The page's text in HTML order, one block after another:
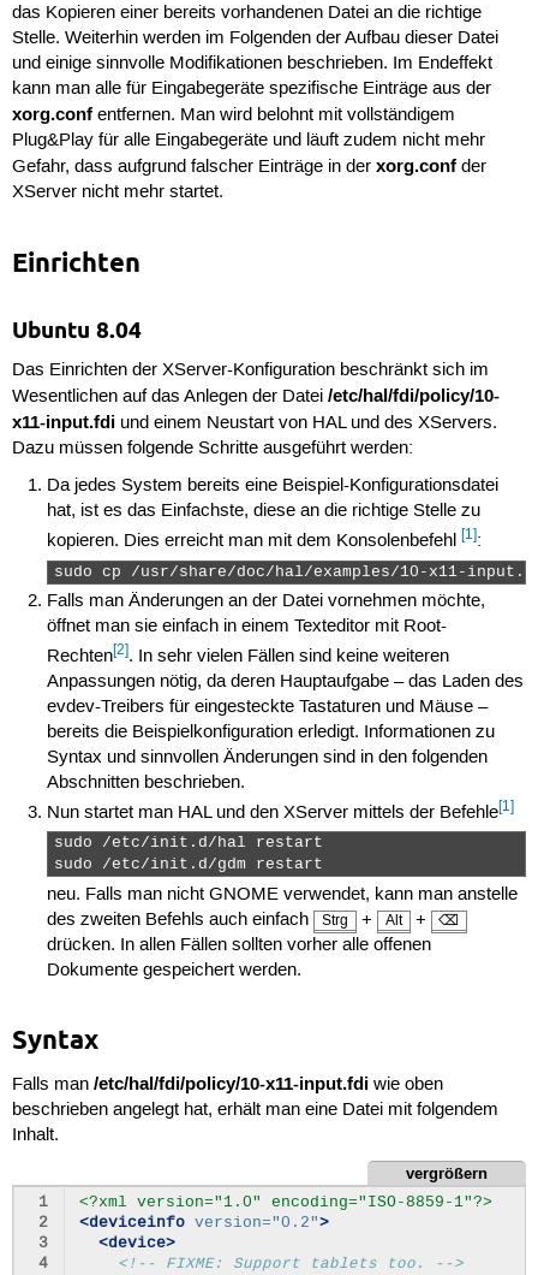
das Kopieren einer bereits vorhandenen Datei an die richtige
Stelle. Weiterhin werden im Folgenden der Aufbau dieser Datei
und einige sinnvolle Modifikationen beschrieben. Im Endeffekt
kann man alle für Eingabegeräte spezifische Einträge aus der
xorg.confentfernen. Man wird belohnt mit vollständigem
Plug&Play für alle Eingabegeräte und läuft zudem nicht mehr
Gefahr, dass aufgrund falscher Einträge in der xorg.confder
XServer nicht mehr startet.
Einrichten
Ubuntu 8.04
Das Einrichten der XServer-Konfiguration beschränkt sich im
Wesentlichen auf das Anlegen der Datei /etc/hal/fdi/policy/10-
x11-input.fdiund einem Neustart von HAL und des XServers.
Dazu müssen folgende Schritte ausgeführt werden:
Da jedes System bereits eine Beispiel-Konfigurationsdatei
hat, ist es das Einfachste, diese an die richtige Stelle zu
kopieren. Dies erreicht man mit dem Konsolenbefehl[1]:
sudo cp /usr/share/doc/hal/examples/10-x11-
Falls man Änderungen an der Datei vornehmen möchte,
öffnet man sie einfach in einem Texteditor mit Root-
Rechten[2]. In sehr vielen Fällen sind keine weiteren
Anpassungen nötig, da deren Hauptaufgabe – das Laden des
evdev-Treibers für eingesteckte Tastaturen und Mäuse –
bereits die Beispielkonfiguration erledigt. Informationen zu
Syntax und sinnvollen Änderungen sind in den folgenden
Abschnitten beschrieben.
Nun startet man HAL und den XServer mittels der Befehle[1]
sudo /etc/init.d/hal restart
sudo /etc/init.d/gdm restart
neu. Falls man nicht GNOME verwendet, kann man anstelle
des zweiten Befehls auch einfach
Strg + Alt + ⌫
drücken. In allen Fällen sollten vorher alle offenen
Dokumente gespeichert werden.
Syntax
Falls man /etc/hal/fdi/policy/10-x11-input.fdiwie oben
beschrieben angelegt hat, erhält man eine Datei mit folgendem
Inhalt.
vergrößern
1
2
3
4
<?xml version="1.0" encoding="ISO-8859-1"?>
<deviceinfo version="0.2">
<device>
<!-- FIXME: Support tablets too. -->